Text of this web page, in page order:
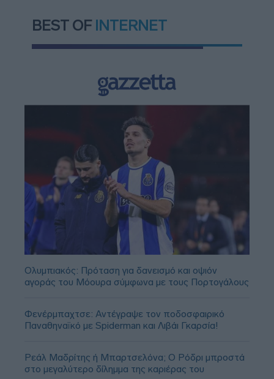
BEST OF INTERNET
Ολυμπιακός: Πρόταση για δανεισμό και οψιόν
αγοράς του Μόουρα σύμφωνα με τους Πορτογάλους
Φενέρμπαχτσε: Αντέγραψε τον ποδοσφαιρικό
Παναθηναϊκό με Spiderman και Λιβάι Γκαρσία!
Ρεάλ Μαδρίτης ή Μπαρτσελόνα; Ο Ρόδρι μπροστά
στο μεγαλύτερο δίλημμα της καριέρας του